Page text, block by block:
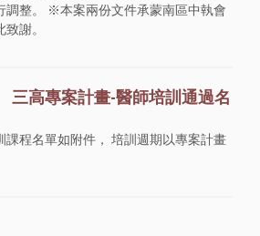
調整。 ※本案兩份文件承蒙南區中執會
謝。
高專案計畫-醫師培訓通過名
課程名單如附件， 培訓週期以專案計畫